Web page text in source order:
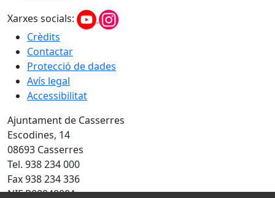
Xarxes socials:
Crèdits
Contactar
Protecció de dades
Avís legal
Accessibilitat
Ajuntament de Casserres
Escodines, 14
08693 Casserres
Tel. 938 234 000
Fax 938 234 336
NIF P0804800A